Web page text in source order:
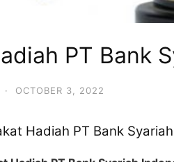
PT Bank
· OCTOBER 3, 2022
Hadiah PT Bank